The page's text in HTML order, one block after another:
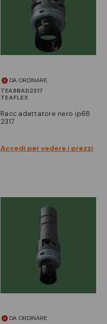
DA ORDINARE
TEA8BAD2317
TEAFLEX
racc.adattatore nero ip68
2317
Accedi per vedere i prezzi
DA ORDINARE